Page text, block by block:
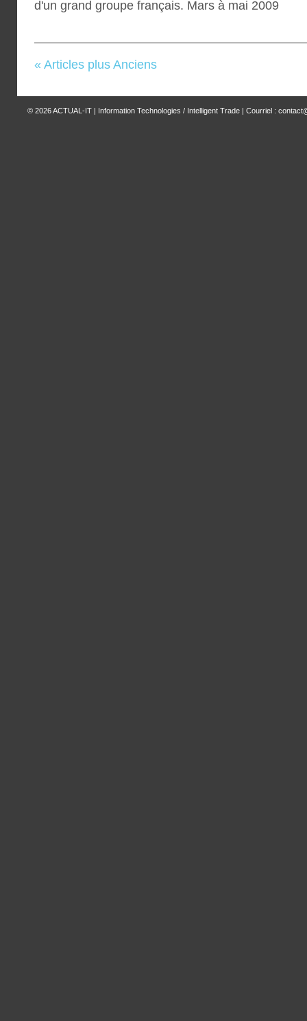
d'un grand groupe français. Mars à mai 2009
« Articles plus Anciens
© 2026ACTUAL-IT | Information Technologies / Intelligent Trade | Courriel :